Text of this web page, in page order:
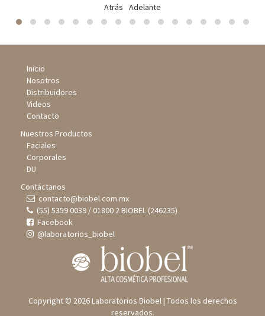
Atrás Adelante
Inicio
Nosotros
Distribuidores
Videos
Contacto
Nuestros Productos
Faciales
Corporales
DU
Contáctanos
contacto@biobel.com.mx
(55) 5359 0039 / 01800 2 BIOBEL (246235)
Facebook
@laboratorios_biobel
Copyright © 2026 Laboratorios Biobel | Todos los derechos
reservados.